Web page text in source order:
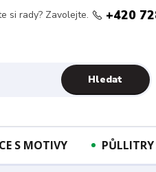
Hledat
si rady? Zavolejte. +420
S MOTIVY